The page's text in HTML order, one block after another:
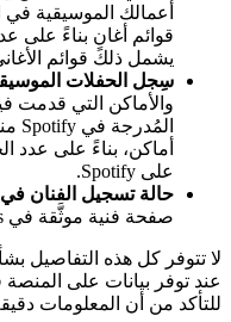
أعمالك الموسيقية
قوائم أغانٍ بناءً على
يشمل ذلك قوائم
سِجل الحفلات
والأماكن التي قدمت
أماكن، بناءً على عدد
على Spotify.
حالة تسجيل الفنان في Spotify for Artists:
صفحة فنية موثَّقة في Spotify for Artists.
لا تتوفر كل هذه التفاصيل
عند توفر بيانات على
للتأكد من أن المعلومات